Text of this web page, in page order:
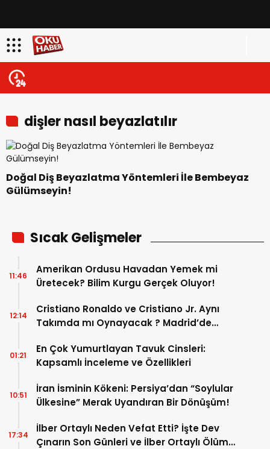
dişler nasıl beyazlatılır
Doğal Diş Beyazlatma Yöntemleri İle Bembeyaz
Gülümseyin!
Sıcak Gelişmeler
Amerikan Ordusu Havadan Yemek mi
Üretecek? Bilim Kurgu Gerçek Oluyor!
11:46
Cristiano Ronaldo ve Cristiano Jr. Aynı
Takımda mı Oynayacak ? Madrid’de
12:14
En Çok Yumurtlayan Tavuk Cinsleri:
Kapsamlı İnceleme ve Özellikleri
01:21
İran İsminin Kökeni: Persiya’dan “Soylular
Ülkesine” Merak Uyandıran Bir Dönüşüm!
10:51
İlber Ortaylı Neden Vefat Etti? İşte Dev
Çınarın Son Günleri ve İlber Ortaylı Ölüm
17:34